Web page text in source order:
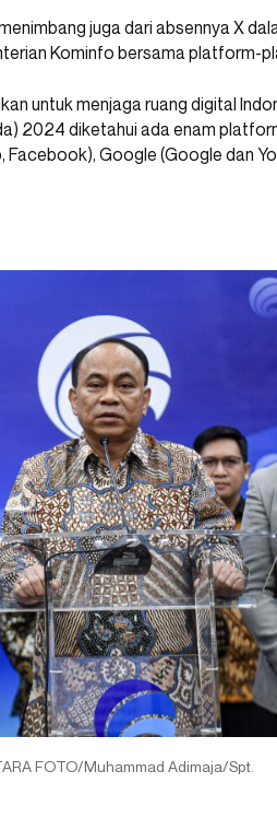
juga dari absennya X
Kominfo bersama platform-
untuk menjaga ruang digital
2024 diketahui ada enam
Facebook), Google (Google dan
FOTO/Muhammad Adimaja/Spt.